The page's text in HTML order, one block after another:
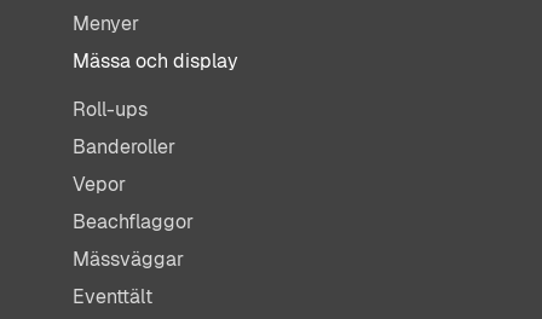
Menyer
Mässa och display
Roll-ups
Banderoller
Vepor
Beachflaggor
Mässväggar
Eventtält